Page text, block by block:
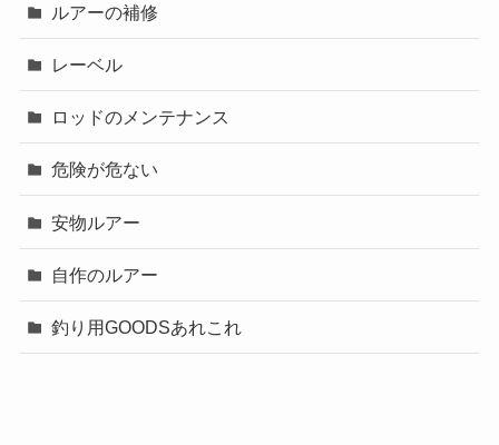
ルアーの補修
レーベル
ロッドのメンテナンス
危険が危ない
安物ルアー
自作のルアー
釣り用GOODSあれこれ